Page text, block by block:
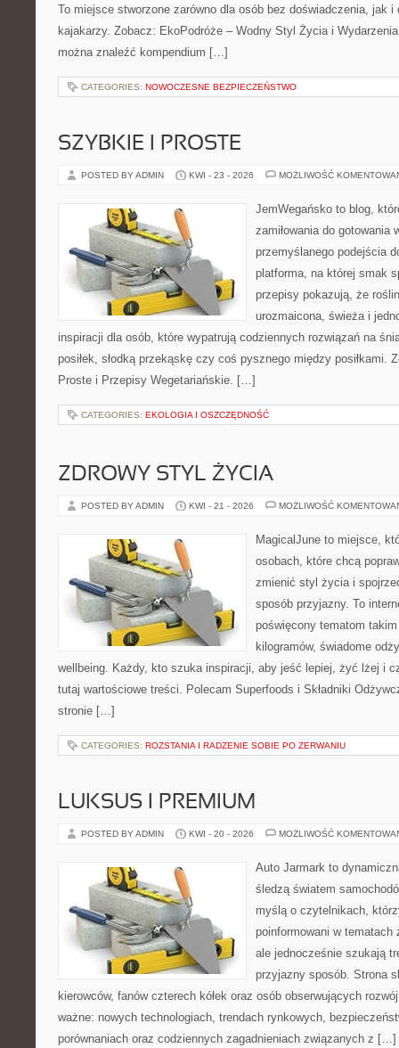
To miejsce stworzone zarówno dla osób bez doświadczenia, jak i
kajakarzy. Zobacz: EkoPodróże – Wodny Styl Życia i
można znaleźć kompendium […]
CATEGORIES: NOWOCZESNE BEZPIECZEŃSTWO
SZYBKIE I PROSTE
POSTED BY ADMIN KWI - 23 - 2026 MOŻLIWOŚĆ
JemWegańsko to blog,
zamiłowania do gotowania
przemyślanego podejścia
platforma, na której smak
przepisy pokazują, że
urozmaicona, świeża i
inspiracji dla osób, które wypatrują codziennych rozwiązań na
posiłek, słodką przekąskę czy coś pysznego między posiłkami.
Proste i Przepisy Wegetariańskie. […]
CATEGORIES: EKOLOGIA I OSZCZĘDNOŚĆ
ZDROWY STYL ŻYCIA
POSTED BY ADMIN KWI - 21 - 2026 MOŻLIWOŚĆ
MagicalJune to miejsce,
osobach, które chcą
zmienić styl życia i
sposób przyjazny. To
poświęcony tematom
kilogramów, świadome
wellbeing. Każdy, kto szuka inspiracji, aby jeść lepiej, żyć lżej i
tutaj wartościowe treści. Polecam Superfoods i Składniki
stronie […]
CATEGORIES: ROZSTANIA I RADZENIE SOBIE PO ZERWANIU
LUKSUS I PREMIUM
POSTED BY ADMIN KWI - 20 - 2026 MOŻLIWOŚĆ
Auto Jarmark to
śledzą światem
myślą o czytelnikach,
poinformowani w
ale jednocześnie szukają
przyjazny sposób. Strona
kierowców, fanów czterech kółek oraz osób obserwujących
ważne: nowych technologiach, trendach rynkowych,
porównaniach oraz codziennych zagadnieniach związanych z […]